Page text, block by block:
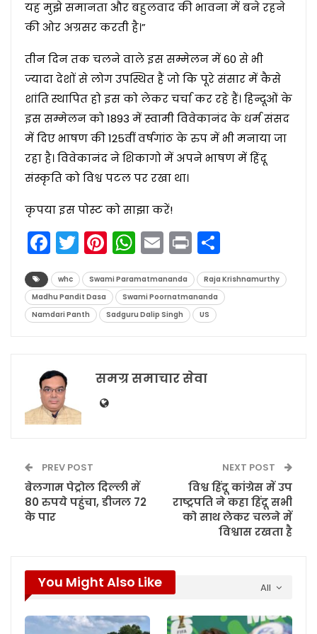
यह मुझे समानता और बहुलवाद की भावना में बने रहने
की ओर अग्रसर करती है।”
तीन दिन तक चलने वाले इस सम्मेलन में 60 से भी
ज्यादा देशों से लोग उपस्थित हैं जो कि पूरे संसार में कैसे
शांति स्थापित हो इस को लेकर चर्चा कर रहे हैं। हिन्दूओं के
इस सम्मेलन को 1893 में स्वामी विवेकानंद के धर्म संसद
में दिए भाषण की 125वीं वर्षगांठ के रुप में भी मनाया जा
रहा है। विवेकानंद ने शिकागो में अपने भाषण में हिंदू
संस्कृति को विश्व पटल पर रखा था।
कृपया इस पोस्ट को साझा करें!
Facebook
Twitter
Pinterest
WhatsApp
Email
Print
whc Swami Paramatmananda
Raja Krishnamurthy
Madhu Pandit Dasa
Swami Poornatmananda
Namdari Panth
Sadguru Dalip Singh US
समग्र समाचार सेवा
PREV POST
बेलगाम पेट्रोल दिल्ली में
80 रुपये पहुंचा, डीजल 72
के पार
NEXT POST
विश्व हिंदू कांग्रेस में उप
राष्ट्रपति ने कहा हिंदू सभी
को साथ लेकर चलने में
विश्वास रखता है
All
You Might Also Like